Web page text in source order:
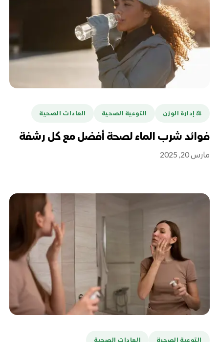
⚖️ إدارة الوزن التوعية الصحية العادات الصحية
فوائد شرب الماء لصحة أفضل مع كل رشفة
مارس 20, 2025
التوعية الصحية العادات الصحية